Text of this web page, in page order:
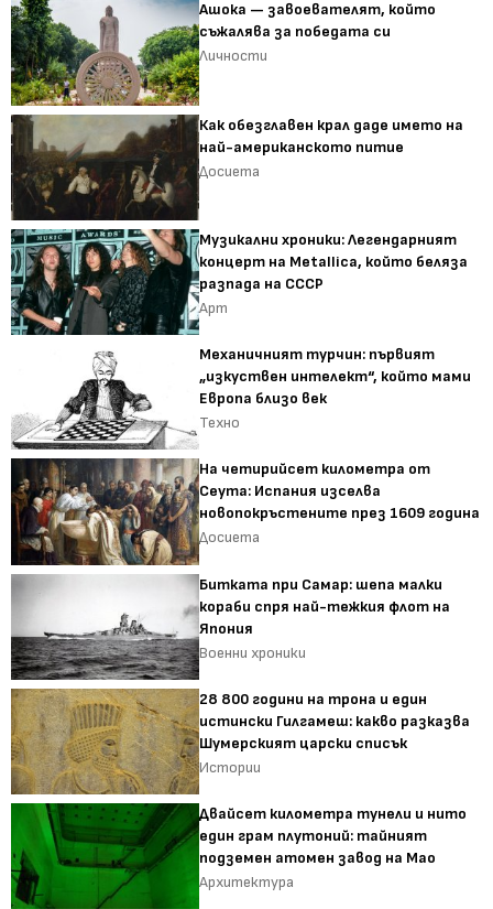
Ашока — завоевателят, който
съжалява за победата си
Личности
Как обезглавен крал даде името на
най-американското питие
Досиета
Музикални хроники: Легендарният
концерт на Metallica, който беляза
разпада на СССР
Арт
Механичният турчин: първият
„изкуствен интелект“, който мами
Европа близо век
Техно
На четирийсет километра от
Сеута: Испания изселва
новопокръстените през 1609 година
Досиета
Битката при Самар: шепа малки
кораби спря най-тежкия флот на
Япония
Военни хроники
28 800 години на трона и един
истински Гилгамеш: какво разказва
Шумерският царски списък
Истории
Двайсет километра тунели и нито
един грам плутоний: тайният
подземен атомен завод на Мао
Архитектура